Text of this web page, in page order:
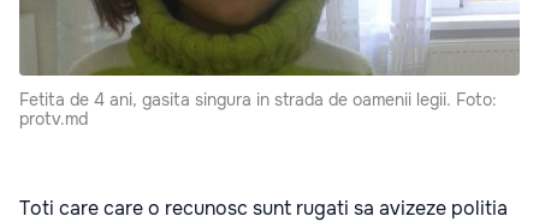
Fetita de 4 ani, gasita singura in strada de oamenii legii. Foto:
protv.md
Toti care care o recunosc sunt rugati sa avizeze politia